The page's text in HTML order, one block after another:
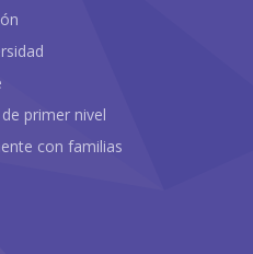
primer nivel
con familias